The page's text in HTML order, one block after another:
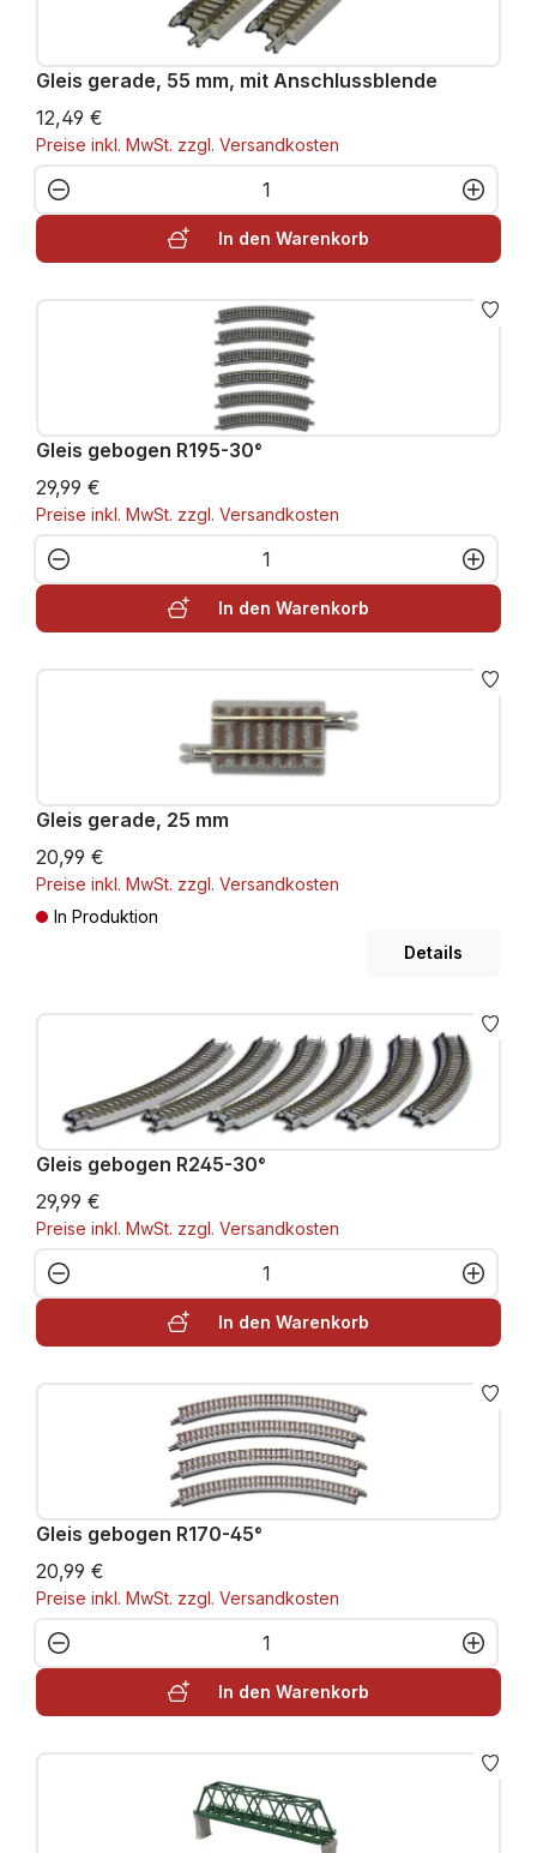
Gleis gerade, 55 mm, mit Anschlussblende
12,49 €
Preise inkl. MwSt. zzgl. Versandkosten
Produkt Anzahl: Gib den
In den Warenkorb
Gleis gebogen R195-30°
29,99 €
Preise inkl. MwSt. zzgl. Versandkosten
Produkt Anzahl: Gib den
In den Warenkorb
Gleis gerade, 25 mm
20,99 €
Preise inkl. MwSt. zzgl. Versandkosten
In Produktion
Details
Gleis gebogen R245-30°
29,99 €
Preise inkl. MwSt. zzgl. Versandkosten
Produkt Anzahl: Gib den
In den Warenkorb
Gleis gebogen R170-45°
20,99 €
Preise inkl. MwSt. zzgl. Versandkosten
Produkt Anzahl: Gib den
In den Warenkorb